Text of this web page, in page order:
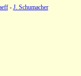
- J. Schumacher